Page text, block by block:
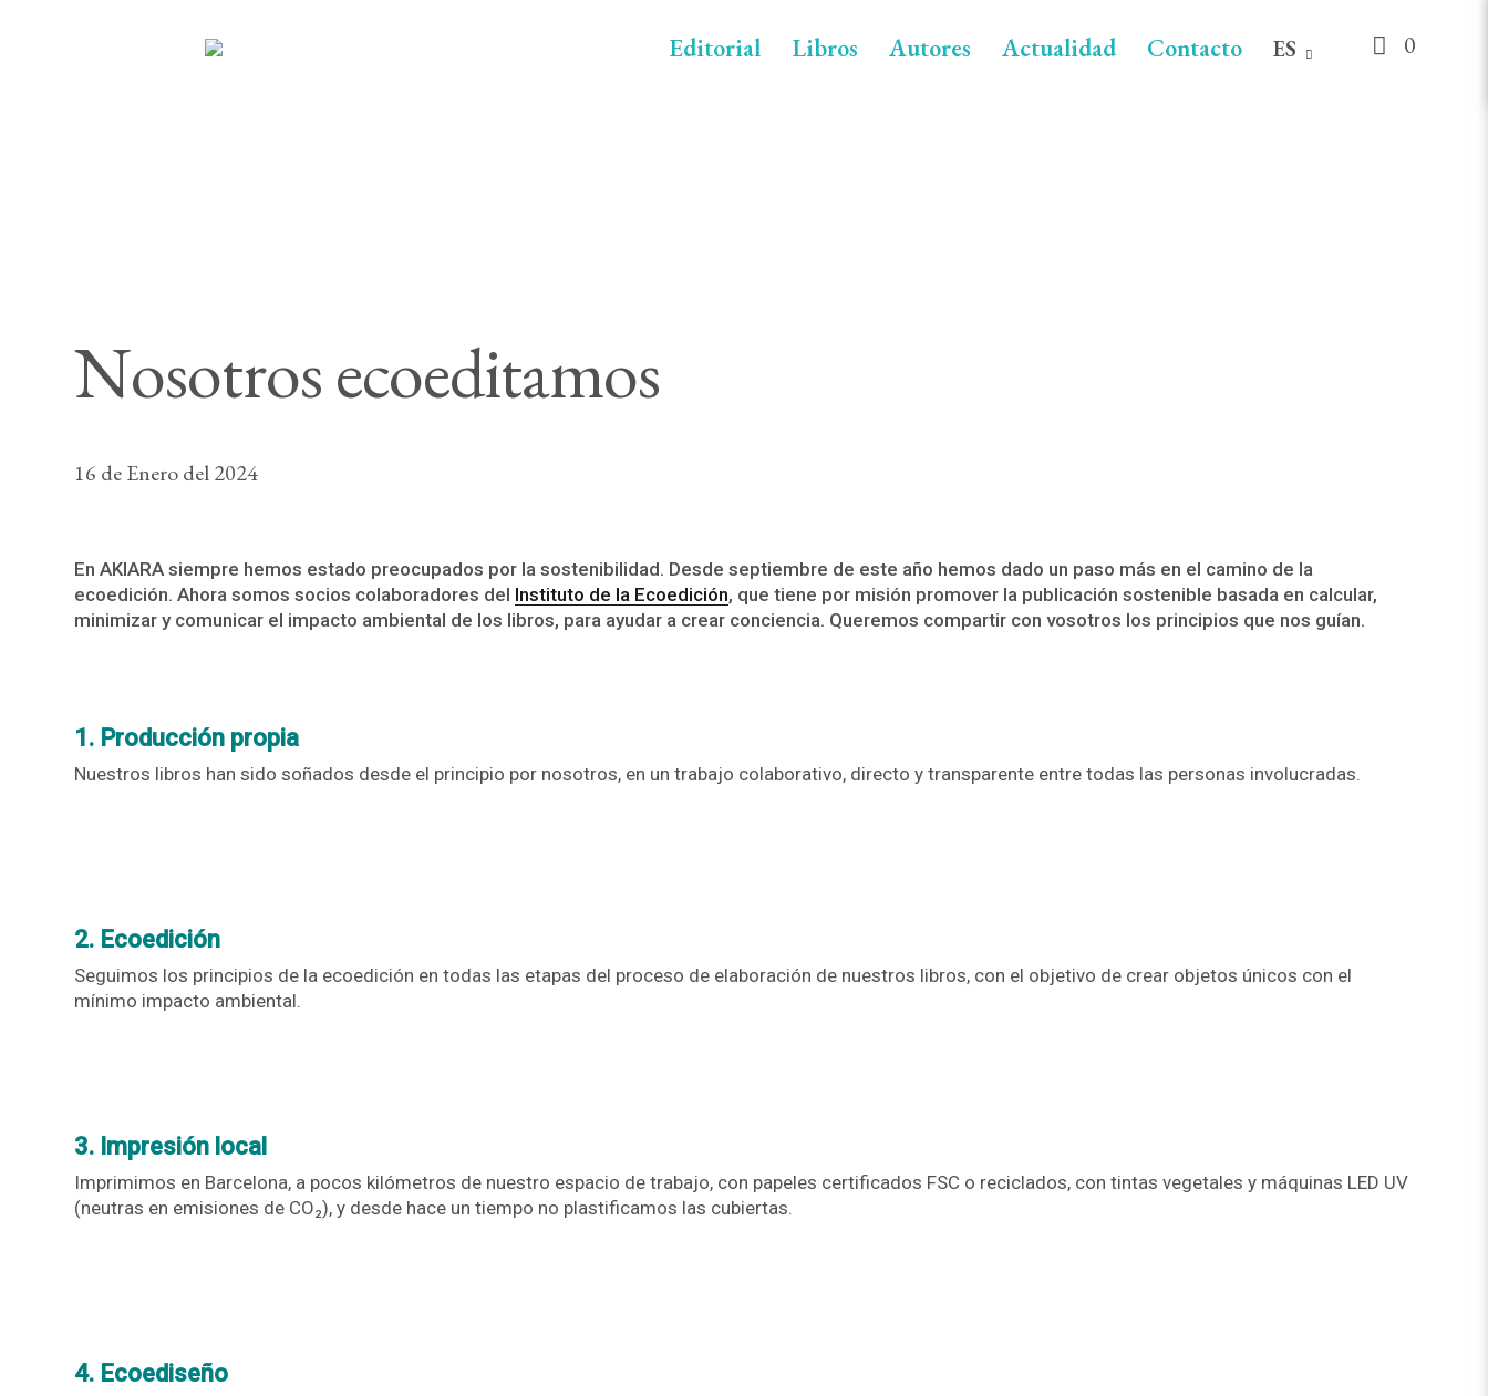
Editorial Libros Autores Actualidad Contacto ES 0
Nosotros ecoeditamos
16 de Enero del 2024
En AKIARA siempre hemos estado preocupados por la sostenibilidad. Desde septiembre de este año hemos dado un paso más en el camino de la
ecoedición. Ahora somos socios colaboradores del Instituto de la Ecoedición, que tiene por misión promover la publicación sostenible basada en calcular,
minimizar y comunicar el impacto ambiental de los libros, para ayudar a crear conciencia. Queremos compartir con vosotros los principios que nos guían.
1. Producción propia
Nuestros libros han sido soñados desde el principio por nosotros, en un trabajo colaborativo, directo y transparente entre todas las personas involucradas.
2. Ecoedición
Seguimos los principios de la ecoedición en todas las etapas del proceso de elaboración de nuestros libros, con el objetivo de crear objetos únicos con el
mínimo impacto ambiental.
3. Impresión local
Imprimimos en Barcelona, a pocos kilómetros de nuestro espacio de trabajo, con papeles certificados FSC o reciclados, con tintas vegetales y máquinas LED UV
(neutras en emisiones de CO₂), y desde hace un tiempo no plastificamos las cubiertas.
4. Ecoediseño